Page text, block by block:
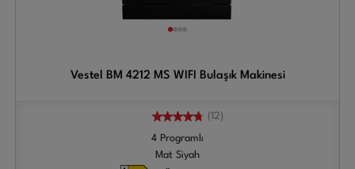
Vestel BM 4212 MS WIFI Bulaşık Makinesi
(12)
4 Programlı
Mat Siyah